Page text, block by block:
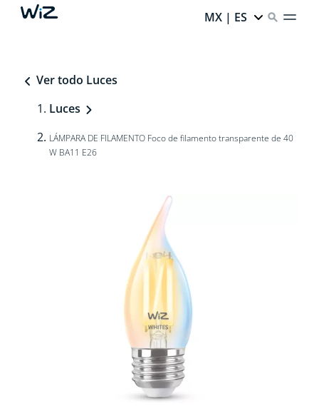
MX | ES
Ver todo Luces
Luces
LÁMPARA DE FILAMENTO Foco de filamento transparente de 40
W BA11 E26